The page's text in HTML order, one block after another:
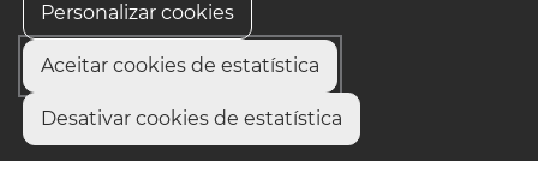
Personalizar cookies
Aceitar cookies de estatística
Desativar cookies de estatística
Início
ORQUESTRA FILARMONIA DAS BEIRAS NAS FREGUESIAS